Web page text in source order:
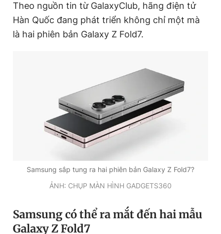
Thông tin tòa soạn Liên hệ quảng cáo
Đọc Thanh Niên trên điện thoại
Liên hệ quảng cáo
Đặt báo Quảng cáo RSS Tòa soạn Chính sách bảo
Theo nguồn tin từ GalaxyClub, hãng điện tử
Hàn Quốc đang phát triển không chỉ một mà
là hai phiên bản Galaxy Z Fold7.
Samsung sắp tung ra hai phiên bản Galaxy Z Fold7?
ẢNH: CHỤP MÀN HÌNH GADGETS360
Samsung có thể ra mắt đến hai mẫu
Galaxy Z Fold7